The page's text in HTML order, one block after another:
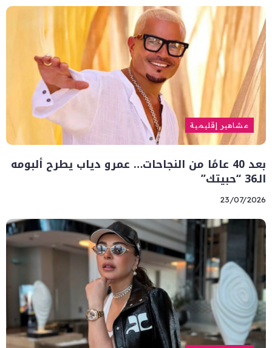
مشاهير إقليمية
بعد 40 عامًا من النجاحات… عمرو دياب يطرح ألبومه
الـ36 “حبيتك”
23/07/2026